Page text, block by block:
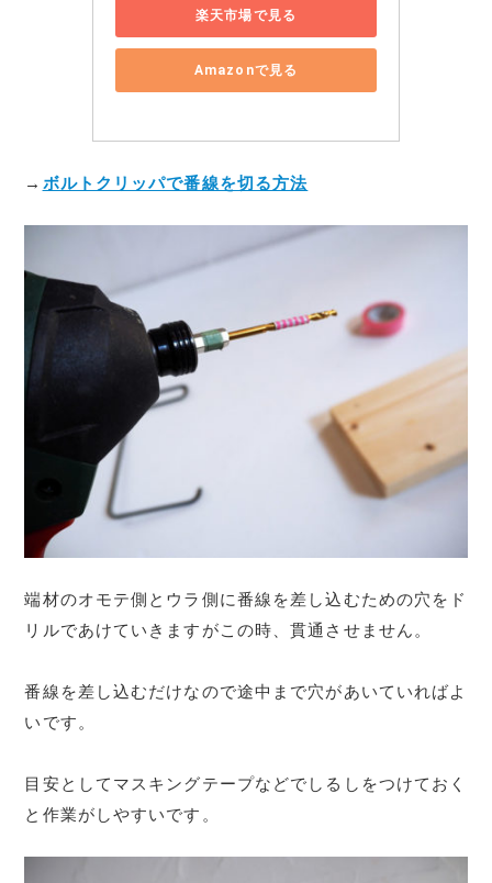
楽天市場で見る
Amazonで見る
→ ボルトクリッパで番線を切る方法
端材のオモテ側とウラ側に番線を差し込むための穴をド
リルであけていきますがこの時、貫通させません。
番線を差し込むだけなので途中まで穴があいていればよ
いです。
目安としてマスキングテープなどでしるしをつけておく
と作業がしやすいです。